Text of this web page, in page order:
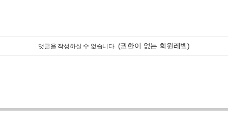
댓글을 작성하실 수 없습니다. (권한이 없는 회원레벨)